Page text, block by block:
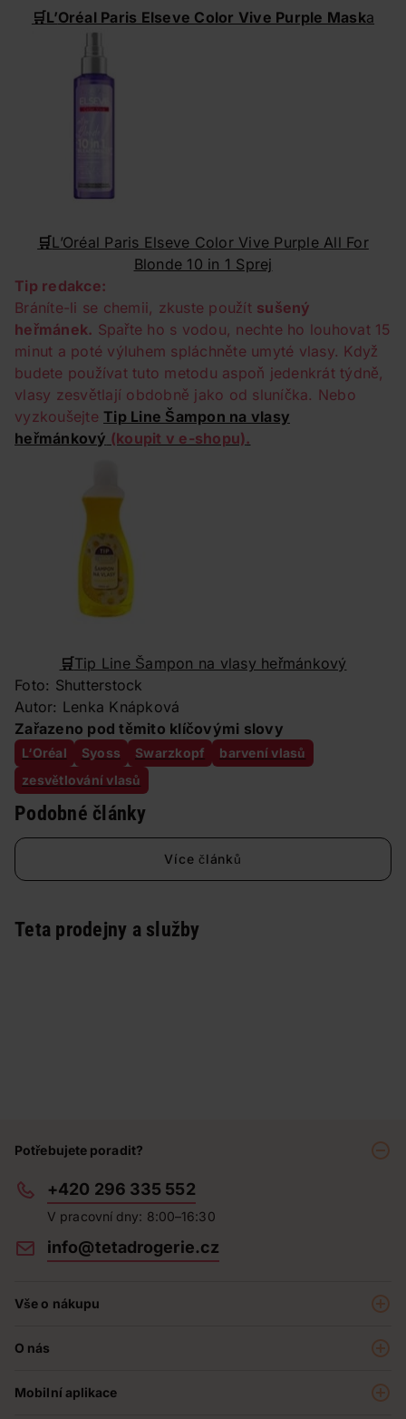
🛒L’Oréal Paris Elseve Color Vive Purple Maska
🛒L’Oréal Paris Elseve Color Vive Purple All For
Blonde 10 in 1 Sprej
Tip redakce:
Bráníte-li se chemii, zkuste použít sušený
heřmánek. Spařte ho s vodou, nechte ho louhovat 15
minut a poté výluhem spláchněte umyté vlasy. Když
budete používat tuto metodu aspoň jedenkrát týdně,
vlasy zesvětlají obdobně jako od sluníčka. Nebo
vyzkoušejte Tip Line Šampon na vlasy
heřmánkový (koupit v e-shopu).
🛒Tip Line Šampon na vlasy heřmánkový
Foto: Shutterstock
Autor: Lenka Knápková
Zařazeno pod těmito klíčovými slovy
L‘Oréal Syoss Swarzkopf
barvení vlasů
zesvětlování vlasů
Podobné články
Více článků
Teta prodejny a služby
Potřebujete poradit?
+420 296 335 552
V pracovní dny: 8:00–16:30
info@tetadrogerie.cz
Vše o nákupu
Prodejny
O nás
Mobilní aplikace